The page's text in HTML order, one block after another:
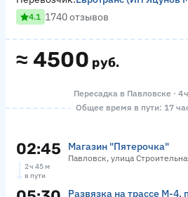
≈ 4500 руб.
4.1 1740 отзывов
Пересадка в Павловске · 4
Общее время в пути: 17
02:45 Магазин "Пятерочка"
Павловск, улица
2 ч 45 м
в пути
Развязка на трассе М-4,